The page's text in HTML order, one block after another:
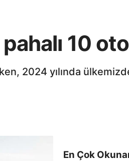
10
2024 yılında
En Çok